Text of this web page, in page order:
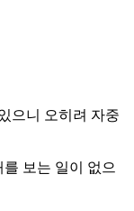
으니 오히려 자중
보는 일이 없으